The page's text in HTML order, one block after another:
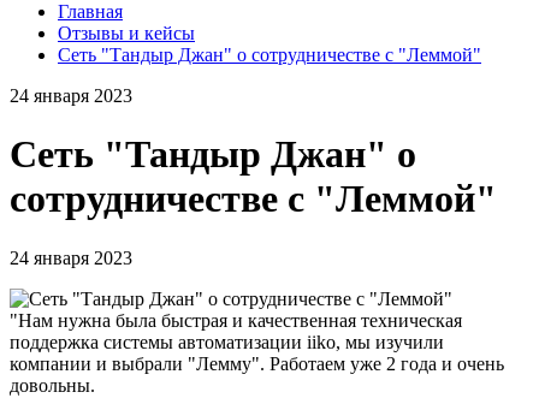
Главная
Отзывы и кейсы
Сеть "Тандыр Джан" о сотрудничестве с "Леммой"
24 января 2023
Сеть "Тандыр Джан" о
сотрудничестве с "Леммой"
24 января 2023
"Нам нужна была быстрая и качественная техническая
поддержка системы автоматизации iiko, мы изучили
компании и выбрали "Лемму". Работаем уже 2 года и очень
довольны.